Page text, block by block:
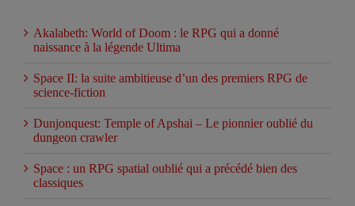
Akalabeth: World of Doom : le RPG qui a donné
naissance à la légende Ultima
Space II: la suite ambitieuse d’un des premiers RPG de
science-fiction
Dunjonquest: Temple of Apshai – Le pionnier oublié du
dungeon crawler
Space : un RPG spatial oublié qui a précédé bien des
classiques